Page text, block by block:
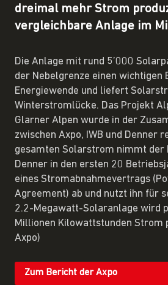
dreimal mehr Strom
vergleichbare Anlage im
Die Anlage mit rund 5’000
der Nebelgrenze einen wichtigen
Energiewende und liefert
Winterstromlücke. Das Projekt
Glarner Alpen wurde in der
zwischen Axpo, IWB und Denner
gesamten Solarstrom nimmt der
Denner in den ersten 20
eines Stromabnahmevertrags
Agreement) ab und nutzt ihn für
2.2-Megawatt-Solaranlage wird
Millionen Kilowattstunden Strom
Axpo)
Zum Bericht der Axpo